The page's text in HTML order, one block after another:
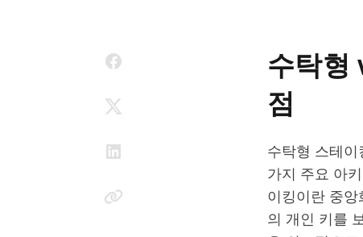
수탁형
점
수탁형 스테
가지 주요 아
이킹이란 중
의 개인 키를